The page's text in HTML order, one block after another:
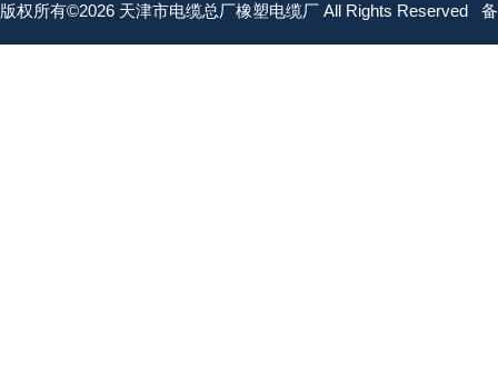
版权所有©2026 天津市电缆总厂橡塑电缆厂 All Rights Reserved